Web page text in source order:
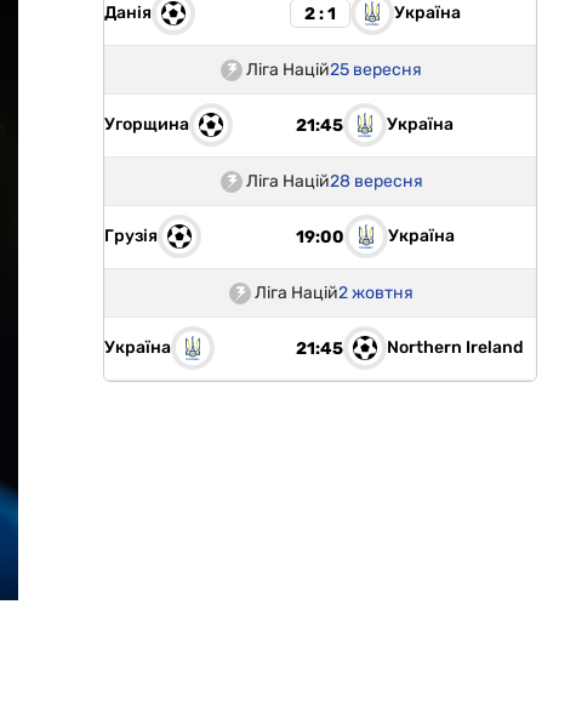
Данія 2 : 1 Україна
Ліга Націй25 вересня
Угорщина 21:45 Україна
Ліга Націй28 вересня
Грузія 19:00 Україна
Ліга Націй2 жовтня
Україна 21:45 Northern Ireland